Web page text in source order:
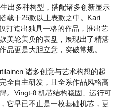
出多种构型，搭配诸多创新显示
载于25款以上表款之中。Kari
打造出独具一格的作品，推出艺
美轮美奂的表盘，展现出了精湛
品更是大胆立意，突破常规。
诸多创意与艺术构想的起
全自主研发，且全系作品风格高
。Vingt-8 机芯结构稳固、运行可
它早已不止是一枚基础机芯，更